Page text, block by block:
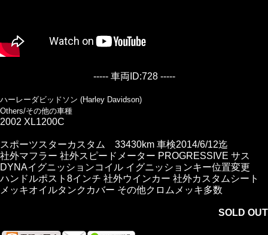
----- 車両ID:728 -----
ハーレーダビッドソン (Harley Davidson)
Others/その他の車種
2002 XL1200C
スポーツスターカスタム 33430km 車検2014/6/12迄
社外マフラー 社外スピードメーター PROGRESSIVE サス
DYNAイグニッションコイル イグニッションキー位置変更
ハンドルポスト8インチ 社外ウインカー 社外カスタムシート
メッキオイルタンクカバー その他クロムメッキ多数
SOLD OUT